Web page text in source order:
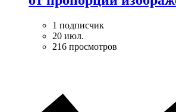
1 подписчик
20 июл.
216 просмотров